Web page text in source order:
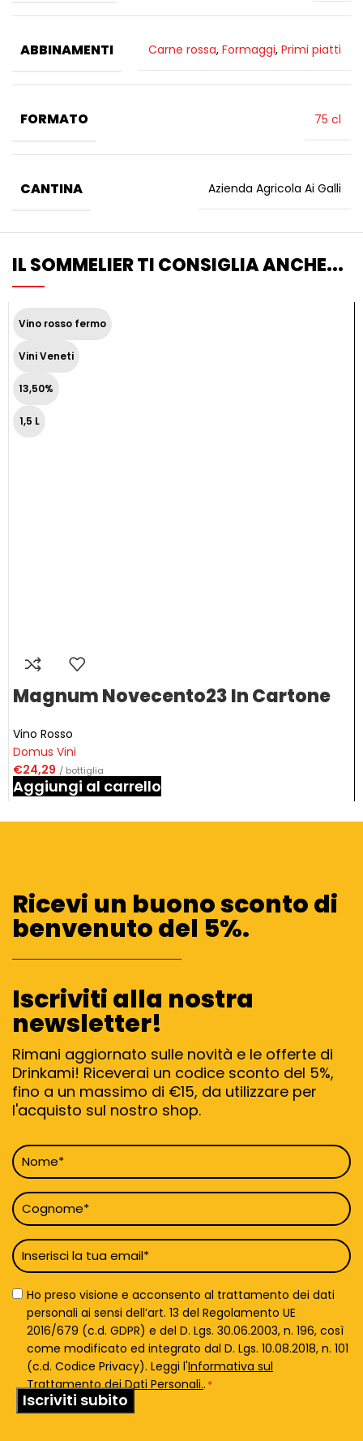
ABBINAMENTI Carne rossa, Formaggi, Primi piatti
FORMATO 75 cl
CANTINA Azienda Agricola Ai Galli
IL SOMMELIER TI CONSIGLIA ANCHE...
Vino rosso fermo
Vini Veneti
13,50%
1,5 L
Magnum Novecento23 In Cartone
Vino Rosso
Domus Vini
€24,29 / bottiglia
Aggiungi al carrello
Ricevi un buono sconto di
benvenuto del 5%.
Iscriviti alla nostra
newsletter!
Rimani aggiornato sulle novità e le offerte di
Drinkami! Riceverai un codice sconto del 5%,
fino a un massimo di €15, da utilizzare per
l'acquisto sul nostro shop.
Nome
*
Cognome
*
Email
*
Privacy
Policy
Ho preso visione e acconsento al trattamento dei dati
personali ai sensi dell’art. 13 del Regolamento UE
2016/679 (c.d. GDPR) e del D. Lgs. 30.06.2003, n. 196, così
come modificato ed integrato dal D. Lgs. 10.08.2018, n. 101
(c.d. Codice Privacy). Leggi l'Informativa sul
Trattamento dei Dati Personali.. *